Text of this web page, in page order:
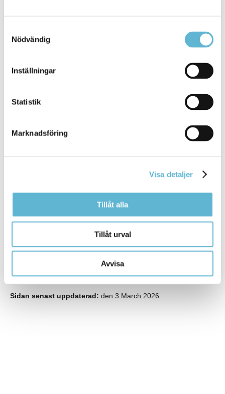
Nödvändig
Inställningar
Statistik
Marknadsföring
Visa detaljer
Tillåt alla
Tillåt urval
Avvisa
E-tjänst
0456-82 23 55
myndighetskontoret@bromolla.se
Sidan senast uppdaterad: den 3 March 2026